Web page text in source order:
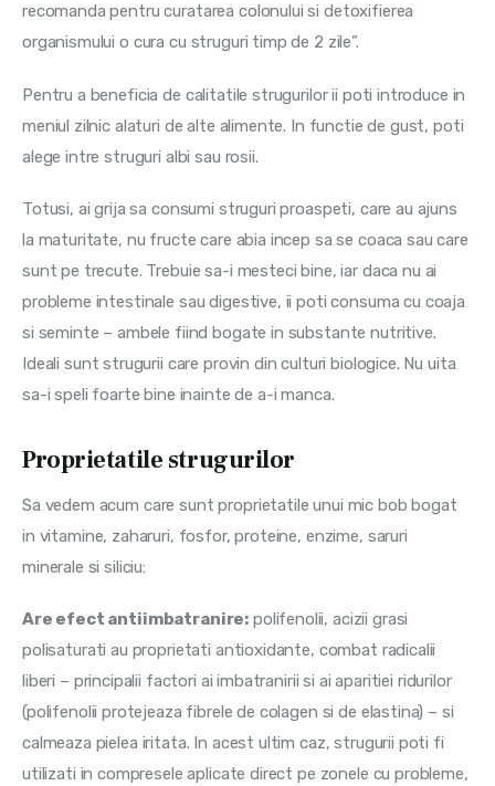
recomanda pentru curatarea colonului si detoxifierea
organismului o cura cu struguri timp de 2 zile”.
Pentru a beneficia de calitatile strugurilor ii poti introduce in
meniul zilnic alaturi de alte alimente. In functie de gust, poti
alege intre struguri albi sau rosii.
Totusi, ai grija sa consumi struguri proaspeti, care au ajuns
la maturitate, nu fructe care abia incep sa se coaca sau care
sunt pe trecute. Trebuie sa-i mesteci bine, iar daca nu ai
probleme intestinale sau digestive, ii poti consuma cu coaja
si seminte – ambele fiind bogate in substante nutritive.
Ideali sunt strugurii care provin din culturi biologice. Nu uita
sa-i speli foarte bine inainte de a-i manca.
Proprietatile strugurilor
Sa vedem acum care sunt proprietatile unui mic bob bogat
in vitamine, zaharuri, fosfor, proteine, enzime, saruri
minerale si siliciu:
Are efect antiimbatranire: polifenolii, acizii grasi
polisaturati au proprietati antioxidante, combat radicalii
liberi – principalii factori ai imbatranirii si ai aparitiei ridurilor
(polifenolii protejeaza fibrele de colagen si de elastina) – si
calmeaza pielea iritata. In acest ultim caz, strugurii poti fi
utilizati in compresele aplicate direct pe zonele cu probleme,